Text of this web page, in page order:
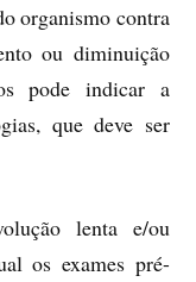
organismo contra
ou diminuição
pode indicar a
que deve ser
lenta e/ou
os exames pré-